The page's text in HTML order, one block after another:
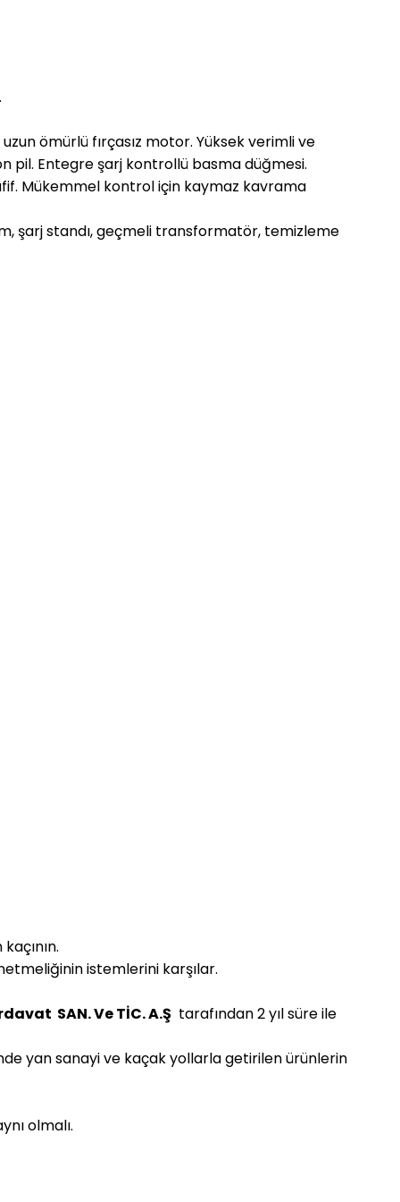
ömürlü fırçasız motor. Yüksek verimli ve
pil. Entegre şarj kontrollü basma düğmesi.
Mükemmel kontrol için kaymaz kavrama
şarj standı, geçmeli transformatör, temizleme
istemlerini karşılar.
SAN. Ve TİC. A.Ş tarafından 2 yıl süre ile
yan sanayi ve kaçak yollarla getirilen ürünlerin
olmalı.